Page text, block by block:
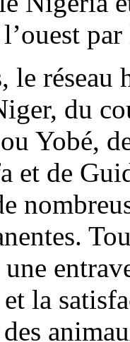
le réseau
du
Yobé,
et de
la